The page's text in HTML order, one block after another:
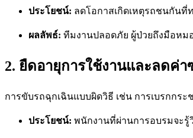
ประโยชน์: ลดโอกาสเกิดเหตุรถชนกันที่
ผลลัพธ์: ทีมงานปลอดภัย ผู้ป่วยถึงมือหม
2. ยืดอายุการใช้งานและลดค่า
การขับรถฉุกเฉินแบบผิดวิธี เช่น การเบรกกร
ประโยชน์: พนักงานที่ผ่านการอบรมจะรู้